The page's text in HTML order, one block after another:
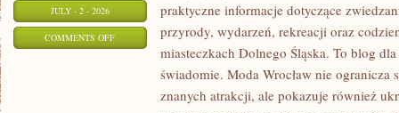
JULY - 2 - 2026
COMMENTS OFFON
WOJEWÓDZTWO
DOLNOŚLĄSKIE
praktyczne informacje dotyczące
przyrody, wydarzeń, rekreacji oraz
miasteczkach Dolnego Śląska. To blog
świadomie. Moda Wrocław nie ogranicza
znanych atrakcji, ale pokazuje również